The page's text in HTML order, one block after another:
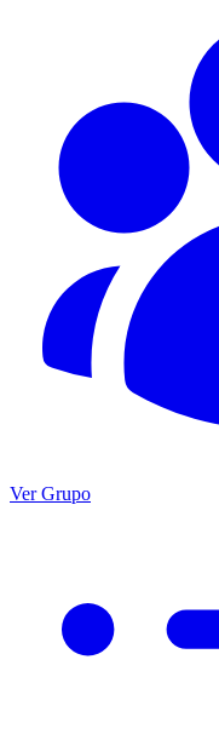
Ver Grupo